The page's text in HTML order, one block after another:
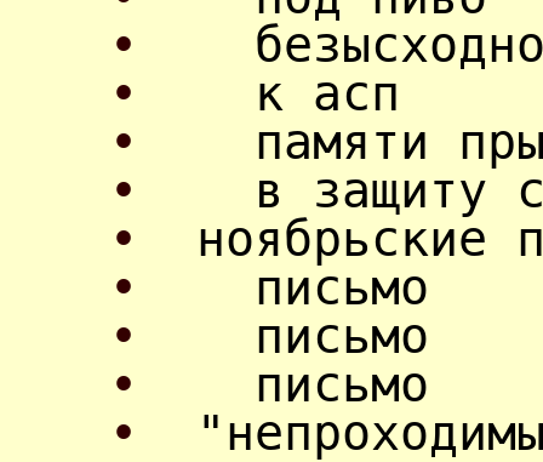
•
•
к асп
•
памяти
•
в защиту
• ноябрьские
•
письмо
•
письмо
•
письмо
•